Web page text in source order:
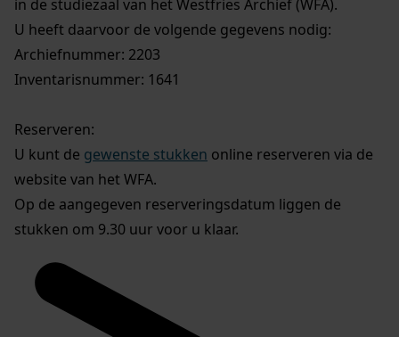
in de studiezaal van het Westfries Archief (WFA).
U heeft daarvoor de volgende gegevens nodig:
Archiefnummer: 2203
Inventarisnummer: 1641
Reserveren:
U kunt de gewenste stukken online reserveren via de
website van het WFA.
Op de aangegeven reserveringsdatum liggen de
stukken om 9.30 uur voor u klaar.